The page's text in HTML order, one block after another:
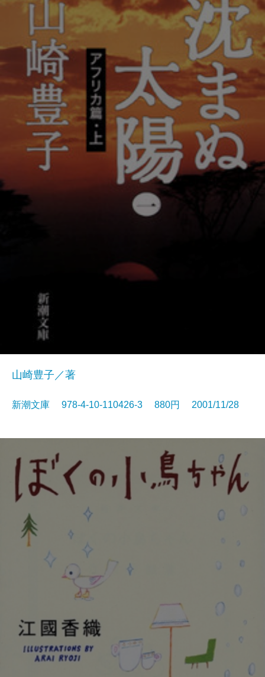
山崎豊子／著
新潮文庫 978-4-10-110426-3 880円 2001/11/28